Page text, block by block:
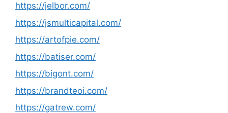
https://jelbor.com/
https://jsmulticapital.com/
https://artofpie.com/
https://batiser.com/
https://bigont.com/
https://brandteoi.com/
https://gatrew.com/